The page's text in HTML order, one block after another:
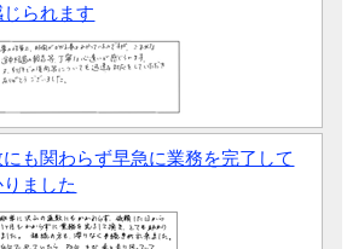
られます
も関わらず早急に業務を完了して
ました